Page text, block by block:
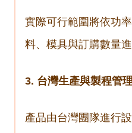
實際可行範圍將依功
料、模具與訂購數量進
3. 台灣生產與製程管理
產品由台灣團隊進行